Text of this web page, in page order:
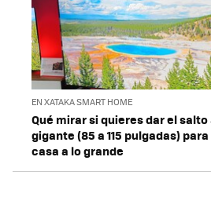
EN XATAKA SMART HOME
Qué mirar si quieres dar el salto
gigante (85 a 115 pulgadas)
casa a lo grande